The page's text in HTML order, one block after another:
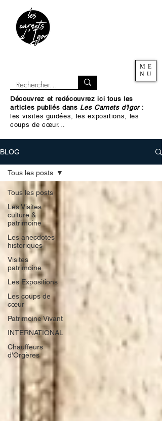
ME
NU
Découvrez et redécouvrez ici tous les
articles publiés dans Les Carnets d'Igor :
les visites guidées, les expositions, les
coups de cœur...
BLOG
Tous les posts
Les Visites
culture &
patrimoine
Les anecdotes
historiques
Visites
patrimoine
Les Expositions
Les coups de
cœur
Patrimoine Vivant
INTERNATIONAL
Chauffeurs
d'Orgères
Tous les posts